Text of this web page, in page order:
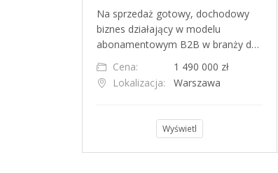
Na sprzedaż gotowy, dochodowy
biznes działający w modelu
abonamentowym B2B w branży d…
Cena:
1 490 000 zł
Lokalizacja:
Warszawa
Wyświetl